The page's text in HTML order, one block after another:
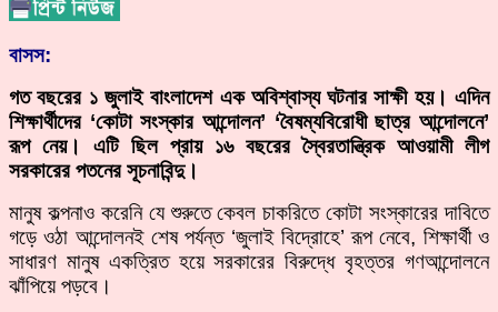
বাসস:
গত বছরের ১ জুলাই বাংলাদেশ এক অবিশ্বাস্য ঘটনার সাক্ষী হয়। এদিন
শিক্ষার্থীদের ‘কোটা সংস্কার আন্দোলন’ ‘বৈষম্যবিরোধী ছাত্র আন্দোলনে’
রূপ নেয়। এটি ছিল প্রায় ১৬ বছরের স্বৈরতান্ত্রিক আওয়ামী লীগ
সরকারের পতনের সূচনাবিন্দু।
মানুষ কল্পনাও করেনি যে শুরুতে কেবল চাকরিতে কোটা সংস্কারের দাবিতে
গড়ে ওঠা আন্দোলনই শেষ পর্যন্ত ‘জুলাই বিদ্রোহে’ রূপ নেবে, শিক্ষার্থী ও
সাধারণ মানুষ একত্রিত হয়ে সরকারের বিরুদ্ধে বৃহত্তর গণআন্দোলনে
ঝাঁপিয়ে পড়বে।